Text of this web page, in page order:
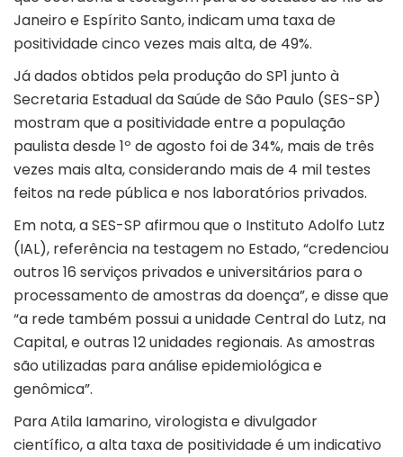
Janeiro e Espírito Santo, indicam uma taxa de
positividade cinco vezes mais alta, de 49%.
Já dados obtidos pela produção do SP1 junto à
Secretaria Estadual da Saúde de São Paulo (SES-SP)
mostram que a positividade entre a população
paulista desde 1º de agosto foi de 34%, mais de três
vezes mais alta, considerando mais de 4 mil testes
feitos na rede pública e nos laboratórios privados.
Em nota, a SES-SP afirmou que o Instituto Adolfo Lutz
(IAL), referência na testagem no Estado, “credenciou
outros 16 serviços privados e universitários para o
processamento de amostras da doença”, e disse que
“a rede também possui a unidade Central do Lutz, na
Capital, e outras 12 unidades regionais. As amostras
são utilizadas para análise epidemiológica e
genômica”.
Para Atila Iamarino, virologista e divulgador
científico, a alta taxa de positividade é um indicativo